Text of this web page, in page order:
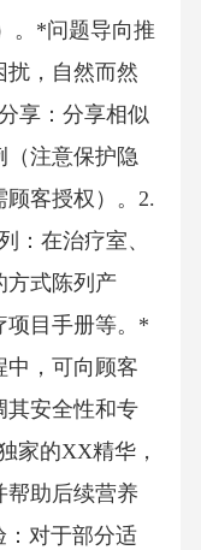
。*问题导向推
扰，自然而然
享：分享相似
（注意保护隐
客授权）。2.
：在治疗室、
方式陈列产
项目手册等。*
中，可向顾客
其安全性和专
家的XX精华，
帮助后续营养
：对于部分适